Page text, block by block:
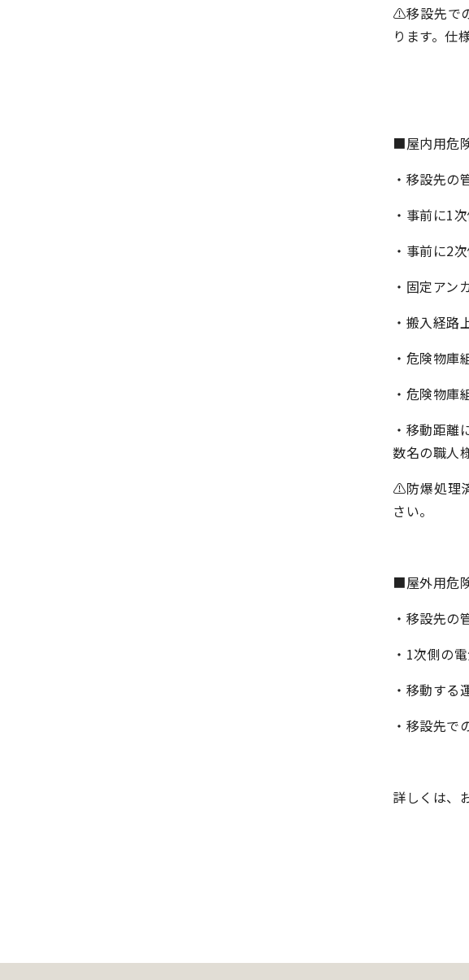
⚠移設先で
ります。仕
■屋内用危
・移設先の
・事前に1
・事前に2
・固定アン
・搬入経路
・危険物庫
・危険物庫
・移動距離
数名の職人
⚠防爆処理
さい。
■屋外用危
・移設先
・1次側の
・移動する
・移設先で
詳しくは、